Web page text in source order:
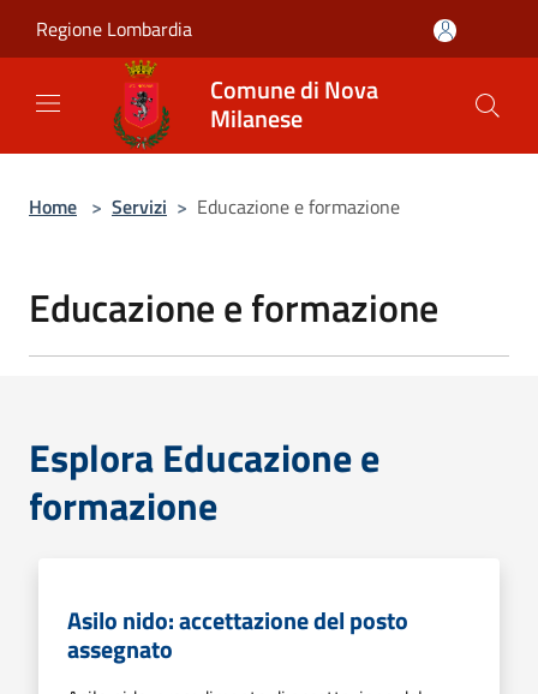
Regione Lombardia
Comune di Nova
Milanese
Home > Servizi > Educazione e formazione
Educazione e formazione
Esplora Educazione e
formazione
Asilo nido: accettazione del posto
assegnato